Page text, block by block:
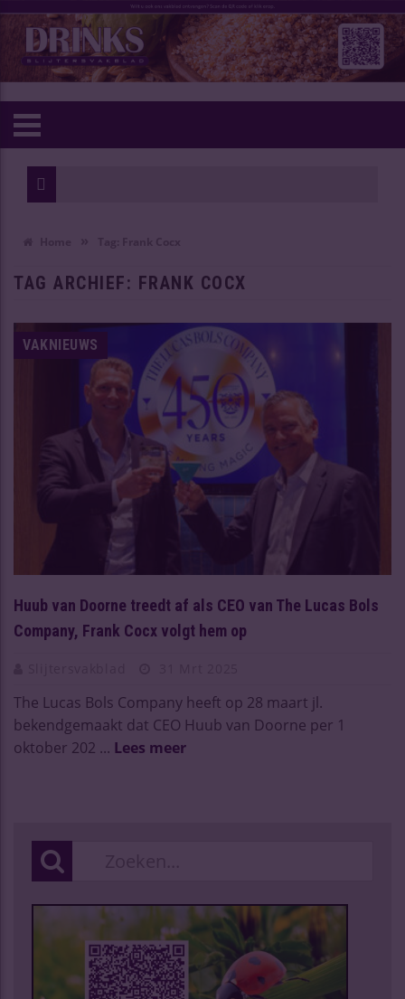
TAG ARCHIEF: FRANK COCX
VAKNIEUWS
Huub van Doorne treedt af als CEO van The Lucas Bols
Company, Frank Cocx volgt hem op
The Lucas Bols Company heeft op 28 maart jl.
bekendgemaakt dat CEO Huub van Doorne per 1
oktober 202 ... Lees meer